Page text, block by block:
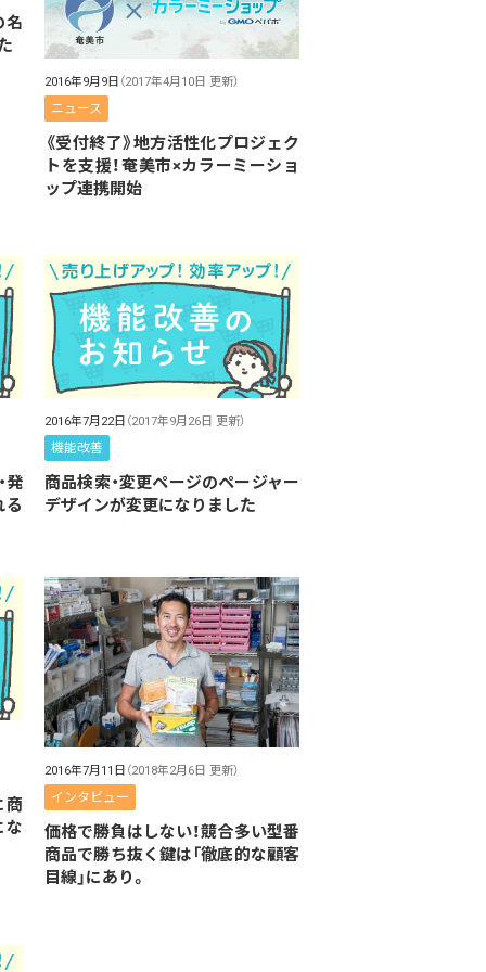
名
2016年9月9日 （2017年4月10日 更新）
ニュース
《受付終了》地方活性化プロジェク
トを支援！奄美市×カラーミーショ
ップ連携開始
発
る
2016年7月22日 （2017年9月26日 更新）
機能改善
商品検索・変更ページのページャー
デザインが変更になりました
商
な
2016年7月11日 （2018年2月6日 更新）
インタビュー
価格で勝負はしない！競合多い型番
商品で勝ち抜く鍵は「徹底的な顧客
目線」にあり。